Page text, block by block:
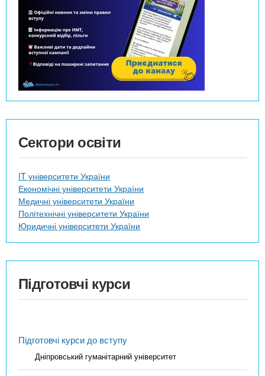
Сектори освіти
IT університети України
Економічні університети України
Медичні університети України
Політехнічні університети України
Юридичні університети України
Підготовчі курси
Підготовчі курси до вступу
Дніпровський гуманітарний університет